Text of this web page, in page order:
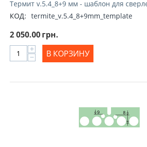
Термит v.5.4_8+9 мм - шаблон для
КОД: termite_v.5.4_8+9mm_template
2 050.00грн.
+
− В КОРЗИНУ